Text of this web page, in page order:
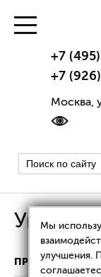
+7
+7
Москва,
ПРОБЛЕМЫ И
Мы
улучшения.